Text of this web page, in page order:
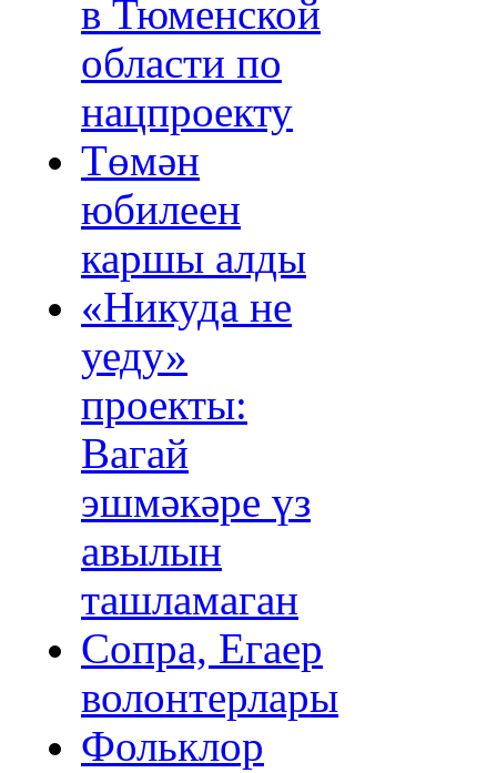
в Тюменской
области по
нацпроекту
Төмән
юбилеен
каршы алды
«Никуда не
уеду»
проекты:
Вагай
эшмәкәре үз
авылын
ташламаган
Сопра, Егаер
волонтерлары
Фольклор